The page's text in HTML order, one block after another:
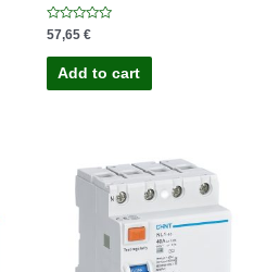
Rated
0
out
57,65 €
Add to cart